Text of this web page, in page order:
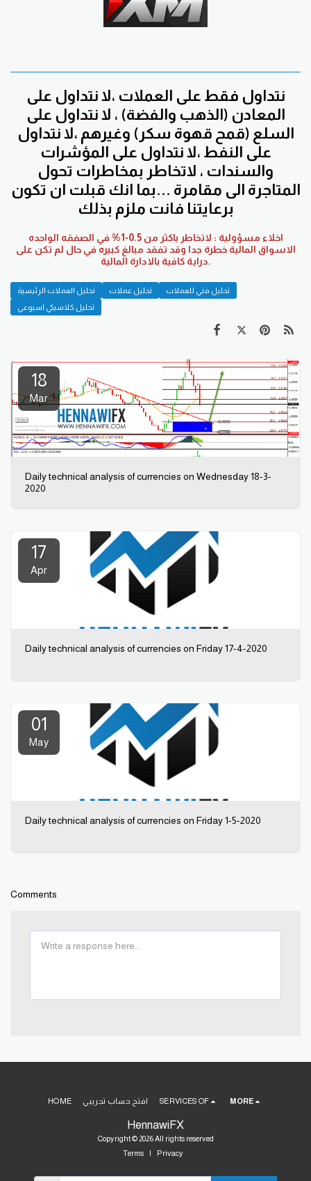
نتداول فقط على العملات ،لا نتداول على
المعادن (الذهب والفضة) ، لا نتداول على
السلع (قمح قهوة سكر) وغيرهم ،لا نتداول
على النفط ،لا نتداول على المؤشرات
والسندات ، لاتخاطر بمخاطرات تحول
المتاجرة الى مقامرة ...بما انك قبلت ان تكون
برعايتنا فانت ملزم بذلك
اخلاء مسؤولية : لاتخاطر باكثر من 0.5-1% في الصفقه الواحده
الاسواق المالية خطرة جدا وقد تفقد مبالغ كبيره في حال لم تكن على
دراية كافية بالادارة المالية.
تحليل العملات الرئيسية تحليل عملات
تحليل فني للعملات
تحليل كلاسيكي اسبوعي
18
Mar
Daily technical analysis of currencies on Wednesday 18-3-
2020
17
Apr
Daily technical analysis of currencies on Friday 17-4-2020
01
May
Daily technical analysis of currencies on Friday 1-5-2020
Comments
HennawiFX
Copyright © 2026 All rights reserved
Terms| Privacy
HOME افتح حساب تجريبي SERVICES OF MORE